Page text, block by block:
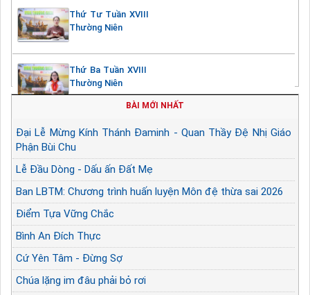
Thứ Tư Tuần XVIII
Thường Niên
Thứ Ba Tuần XVIII
Thường Niên
BÀI MỚI NHẤT
Đại Lễ Mừng Kính Thánh Đaminh - Quan Thầy Đệ Nhị Giáo
Phận Bùi Chu
Lễ Đầu Dòng - Dấu ấn Đất Mẹ
Ban LBTM: Chương trình huấn luyện Môn đệ thừa sai 2026
Điểm Tựa Vững Chắc
Bình An Đích Thực
Cứ Yên Tâm - Đừng Sợ
Chúa lặng im đâu phải bỏ rơi